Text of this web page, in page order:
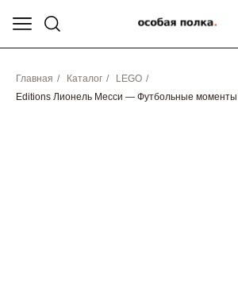
Главная / Каталог / LEGO /
Editions Лионель Месси — Футбольные моменты